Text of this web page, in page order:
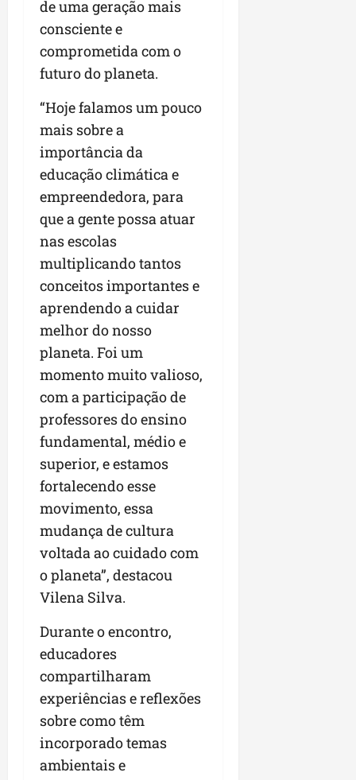
de uma geração mais
consciente e
comprometida com o
futuro do planeta.
“Hoje falamos um pouco
mais sobre a
importância da
educação climática e
empreendedora, para
que a gente possa atuar
nas escolas
multiplicando tantos
conceitos importantes e
aprendendo a cuidar
melhor do nosso
planeta. Foi um
momento muito valioso,
com a participação de
professores do ensino
fundamental, médio e
superior, e estamos
fortalecendo esse
movimento, essa
mudança de cultura
voltada ao cuidado com
o planeta”, destacou
Vilena Silva.
Durante o encontro,
educadores
compartilharam
experiências e reflexões
sobre como têm
incorporado temas
ambientais e